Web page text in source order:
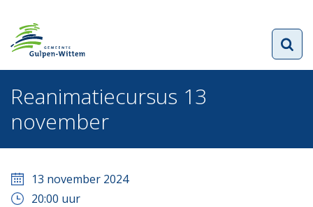
Reanimatiecursus 13
november
13 november 2024
20:00 uur